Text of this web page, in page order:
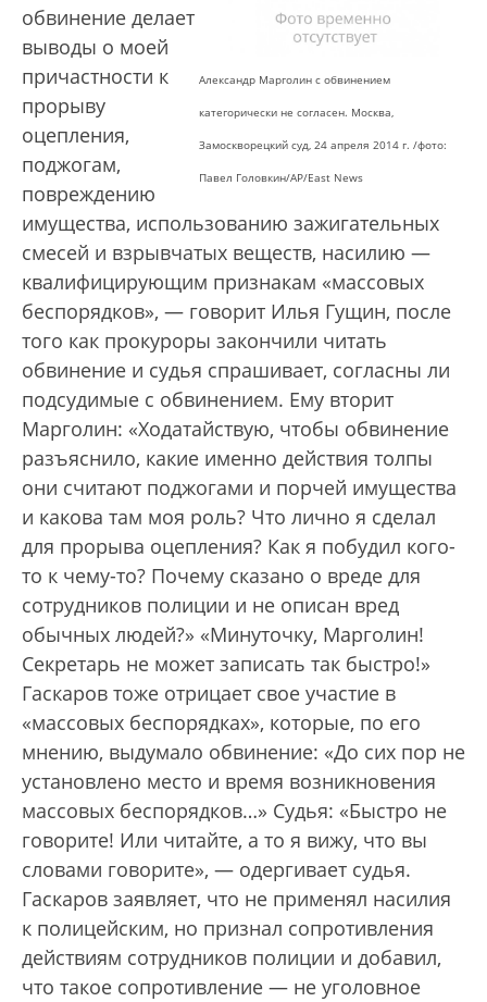
Александр Марголин с обвинением
категорически не согласен. Москва,
Замоскворецкий суд, 24 апреля 2014 г. /фото:
Павел Головкин/AP/East News
обвинение делает
выводы о моей
причастности к
прорыву
оцепления,
поджогам,
повреждению
имущества, использованию зажигательных
смесей и взрывчатых веществ, насилию —
квалифицирующим признакам «массовых
беспорядков», — говорит Илья Гущин, после
того как прокуроры закончили читать
обвинение и судья спрашивает, согласны ли
подсудимые с обвинением. Ему вторит
Марголин: «Ходатайствую, чтобы обвинение
разъяснило, какие именно действия толпы
они считают поджогами и порчей имущества
и какова там моя роль? Что лично я сделал
для прорыва оцепления? Как я побудил кого-
то к чему-то? Почему сказано о вреде для
сотрудников полиции и не описан вред
обычных людей?» «Минуточку, Марголин!
Секретарь не может записать так быстро!»
Гаскаров тоже отрицает свое участие в
«массовых беспорядках», которые, по его
мнению, выдумало обвинение: «До сих пор не
установлено место и время возникновения
массовых беспорядков…» Судья: «Быстро не
говорите! Или читайте, а то я вижу, что вы
словами говорите», — одергивает судья.
Гаскаров заявляет, что не применял насилия
к полицейским, но признал сопротивления
действиям сотрудников полиции и добавил,
что такое сопротивление — не уголовное